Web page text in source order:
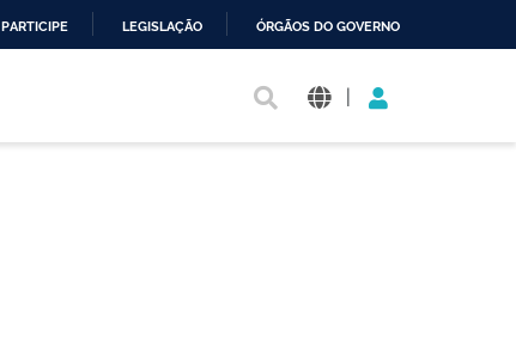
PARTICIPE LEGISLAÇÃO ÓRGÃOS DO GOVERNO
|